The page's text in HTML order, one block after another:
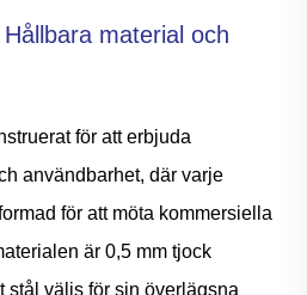
material och
för att erbjuda
användbarhet, där varje
för att möta kommersiella
är 0,5 mm tjock
stål väljs för sin överlägsna